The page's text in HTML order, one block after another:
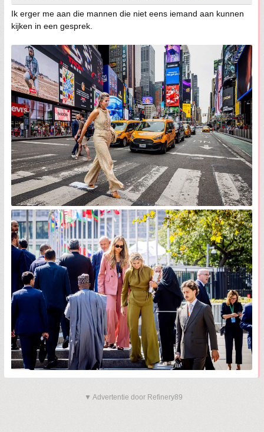
Ik erger me aan die mannen die niet eens iemand aan kunnen
kijken in een gesprek.
▼ Advertentie door Refinery89